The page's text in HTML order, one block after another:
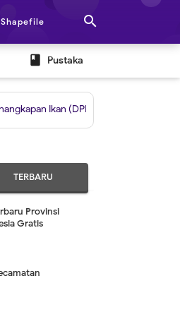

Shapefile
book Pustaka
Ikan (DPI) | Grid untuk Layout
TERBARU
Provinsi
Gratis